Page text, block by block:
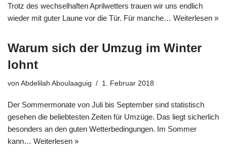
Trotz des wechselhaften Aprilwetters trauen wir uns endlich
wieder mit guter Laune vor die Tür. Für manche… Weiterlesen »
Warum sich der Umzug im Winter
lohnt
von Abdelilah Aboulaaguig 1. Februar 2018
Der Sommermonate von Juli bis September sind statistisch
gesehen die beliebtesten Zeiten für Umzüge. Das liegt sicherlich
besonders an den guten Wetterbedingungen. Im Sommer
kann… Weiterlesen »